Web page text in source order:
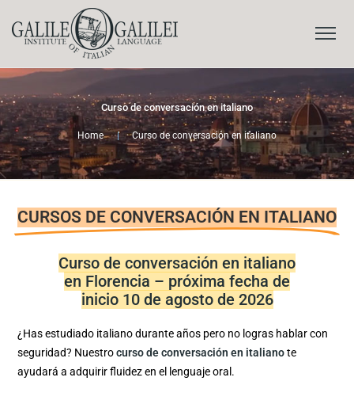
Curso de conversación en italiano
Home | Curso de conversación en italiano
CURSOS DE CONVERSACIÓN EN ITALIANO
Curso de conversación en italiano
en Florencia – próxima fecha de
inicio 10 de agosto de 2026
¿Has estudiado italiano durante años pero no logras hablar con
seguridad? Nuestrocursodeconversación en italianote
ayudará a adquirir fluidez en el lenguaje oral.